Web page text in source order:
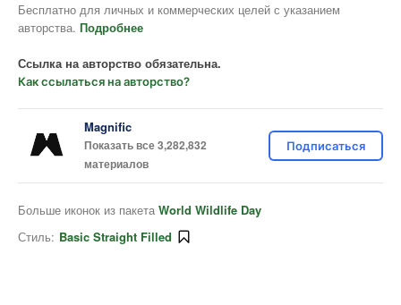
Бесплатно для личных и коммерческих целей с указанием
авторства. Подробнее
Ссылка на авторство обязательна.
Как ссылаться на авторство?
Magnific
Показать все 3,282,832
материалов
Подписаться
Больше иконок из пакета World Wildlife Day
Стиль: Basic Straight Filled